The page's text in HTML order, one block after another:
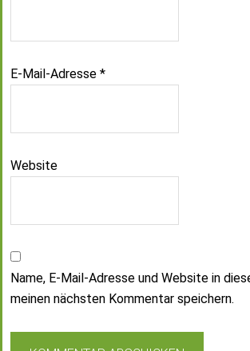
E-Mail-Adresse *
Website
Name, E-Mail-Adresse und Website in
meinen nächsten Kommentar speichern.